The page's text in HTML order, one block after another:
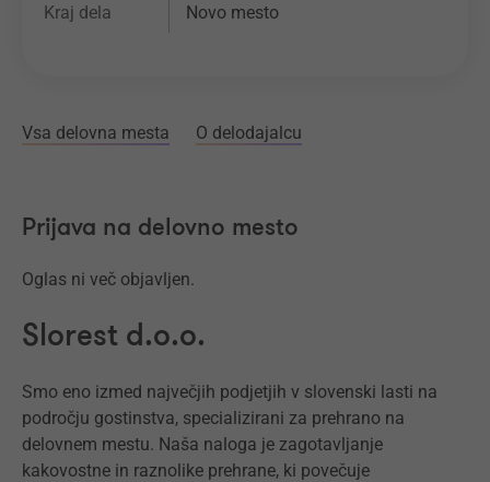
Kraj dela
Novo mesto
Vsa delovna mesta O delodajalcu
Prijava na delovno mesto
Oglas ni več objavljen.
Slorest d.o.o.
Smo eno izmed največjih podjetjih v slovenski lasti na
področju gostinstva, specializirani za prehrano na
delovnem mestu. Naša naloga je zagotavljanje
kakovostne in raznolike prehrane, ki povečuje